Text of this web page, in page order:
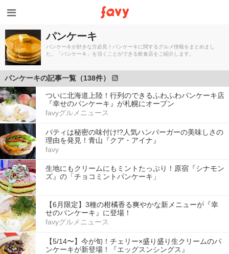
パンケーキ
パンケーキが好きな方必見！パンケーキに関するグルメ情報をまとめまし
た。「パンケーキ」を頂くことができる飲食店をご紹介します。
パンケーキの記事一覧（138件）
ついに北海道上陸！行列のできるふわふわパンケーキ店
『幸せのパンケーキ』が札幌にオープン
favyグルメニュース
パティは秘密の味付け!?人気ハンバーガーの美味しさの
理由を発見！青山『クア・アイナ』
favy
生地にもクリームにもミントたっぷり！原宿『シナモン
ズ』の「チョコミントパンケーキ」
【6月限定】3種の柑橘香る爽やかな新メニューが『幸
せのパンケーキ』に登場！
favyグルメニュース
【5/14〜】今が旬！チェリー×盛り盛り生クリームのパ
ンケーキが新登場！『エッグスンシングス』